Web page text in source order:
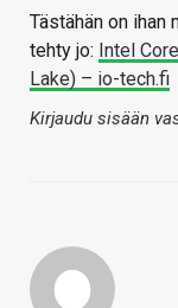
Tästähän on
tehty jo: Intel
Lake) – io-tech.fi
Kirjaudu sisään